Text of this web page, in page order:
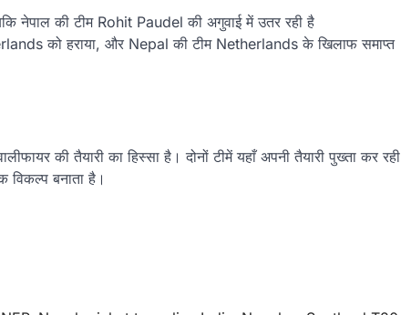
नेपाल की टीम Rohit Paudel की अगुवाई में उतर रही है
को हराया, और Nepal की टीम Netherlands के खिलाफ समाप्त
की तैयारी का हिस्सा है। दोनों टीमें यहाँ अपनी तैयारी पुख्ता कर रही
विकल्प बनाता है।